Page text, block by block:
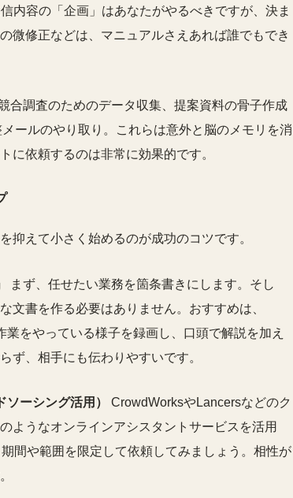
内容の「企画」はあなたがやるべきですが、決ま
微修正などは、マニュアルさえあれば誰でもでき
合調査のためのデータ収集、提案資料の骨子作成
ールのやり取り。これらは意外と脳のメモリを消
に依頼するのは非常に効果的です。
抑えて小さく始めるのが成功のコツです。
まず、任せたい業務を箇条書きにします。そし
文書を作る必要はありません。おすすめは、
をやっている様子を録画し、口頭で解説を加え
ず、相手にも伝わりやすいです。
ーシング活用）
CrowdWorksやLancersなどのク
ようなオンラインアシスタントサービスを活用
間や範囲を限定して依頼してみましょう。相性が